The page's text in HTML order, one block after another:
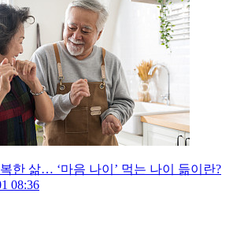
한 삶… ‘마음 나이’ 먹는 나이 듦이란?
08:36